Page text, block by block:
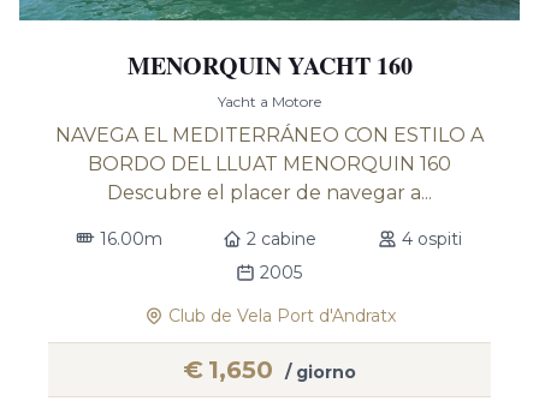
MENORQUIN YACHT 160
Yacht a Motore
NAVEGA EL MEDITERRÁNEO CON ESTILO A
BORDO DEL LLUAT MENORQUIN 160
Descubre el placer de navegar a...
16.00m 2 cabine
4 ospiti
2005
Club de Vela Port d'Andratx
€ 1,650 / giorno